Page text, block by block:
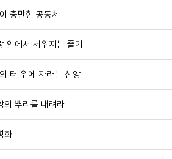
충만한 공동체
안에서 세워지는 줄기
터 위에 자라는 신앙
의 뿌리를 내려라
화